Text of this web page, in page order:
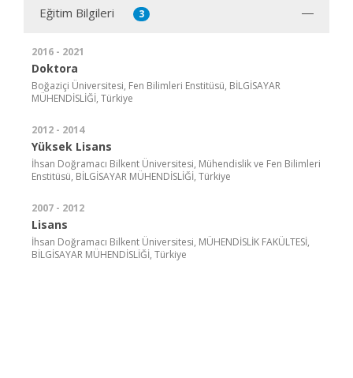
Eğitim Bilgileri 3
2016 - 2021
Doktora
Boğaziçi Üniversitesi, Fen Bilimleri Enstitüsü, BİLGİSAYAR
MÜHENDİSLİĞİ, Türkiye
2012 - 2014
Yüksek Lisans
İhsan Doğramacı Bilkent Üniversitesi, Mühendislik ve Fen Bilimleri
Enstitüsü, BİLGİSAYAR MÜHENDİSLİĞİ, Türkiye
2007 - 2012
Lisans
İhsan Doğramacı Bilkent Üniversitesi, MÜHENDİSLİK FAKÜLTESİ,
BİLGİSAYAR MÜHENDİSLİĞİ, Türkiye